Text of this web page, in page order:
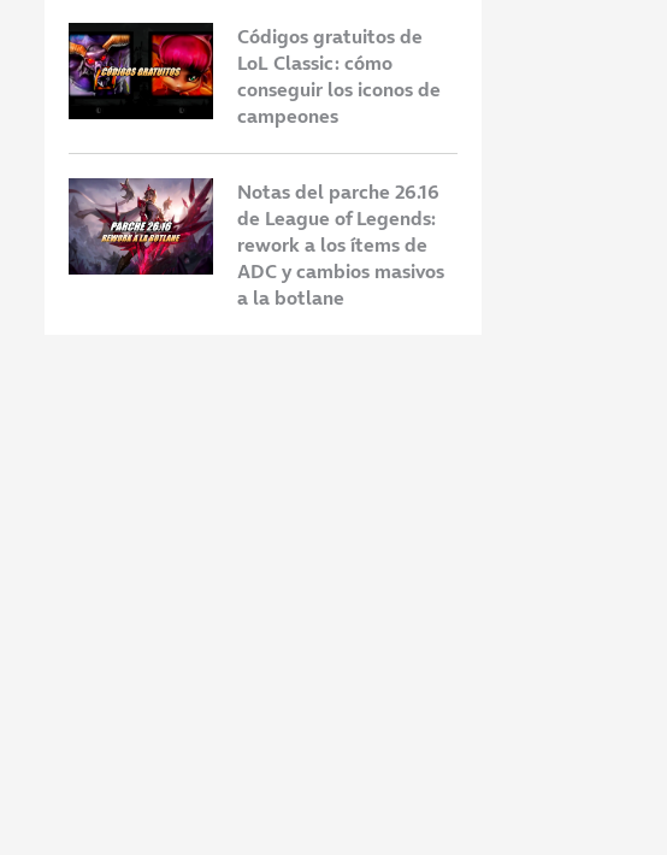
Códigos gratuitos de
LoL Classic: cómo
conseguir los iconos de
campeones
Notas del parche 26.16
de League of Legends:
rework a los ítems de
ADC y cambios masivos
a la botlane